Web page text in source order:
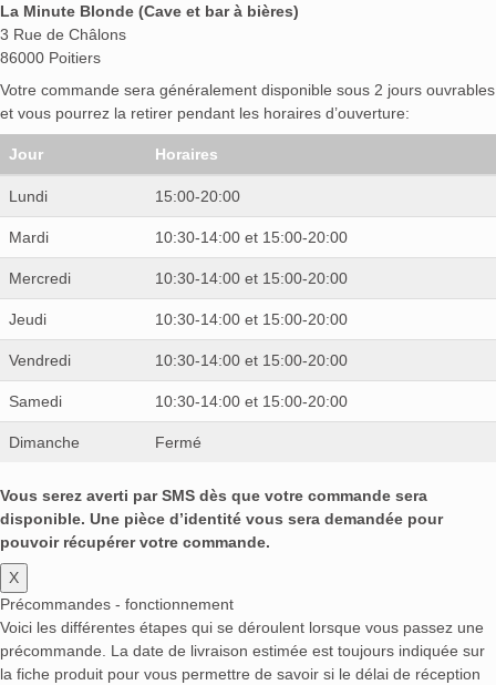
La Minute Blonde (Cave et bar à bières)
3 Rue de Châlons
86000 Poitiers
Votre commande sera généralement disponible sous 2 jours ouvrables
et vous pourrez la retirer pendant les horaires d’ouverture:
Jour Horaires
Lundi 15:00-20:00
Mardi 10:30-14:00 et 15:00-20:00
Mercredi 10:30-14:00 et 15:00-20:00
Jeudi 10:30-14:00 et 15:00-20:00
Vendredi 10:30-14:00 et 15:00-20:00
Samedi 10:30-14:00 et 15:00-20:00
Dimanche Fermé
Vous serez averti par SMS dès que votre commande sera
disponible. Une pièce d’identité vous sera demandée pour
pouvoir récupérer votre commande.
X
Précommandes - fonctionnement
Voici les différentes étapes qui se déroulent lorsque vous passez une
précommande. La date de livraison estimée est toujours indiquée sur
la fiche produit pour vous permettre de savoir si le délai de réception